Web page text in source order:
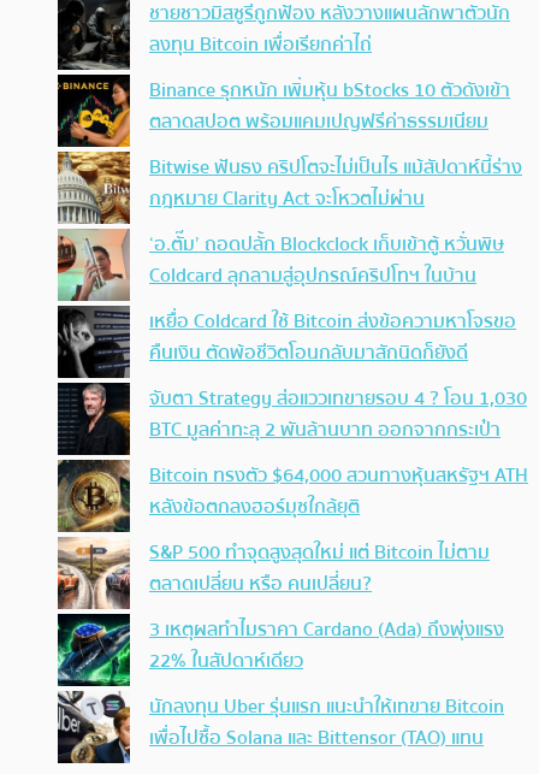
ชายชาวมิสซูรีถูกฟ้อง หลังวางแผนลักพาตัวนัก
ลงทุน Bitcoin เพื่อเรียกค่าไถ่
Binance รุกหนัก เพิ่มหุ้น bStocks 10 ตัวดังเข้า
ตลาดสปอต พร้อมแคมเปญฟรีค่าธรรมเนียม
Bitwise ฟันธง คริปโตจะไม่เป็นไร แม้สัปดาห์นี้ร่าง
กฎหมาย Clarity Act จะโหวตไม่ผ่าน
‘อ.ตั๊ม’ ถอดปลั้ก Blockclock เก็บเข้าตู้ หวั่นพิษ
Coldcard ลุกลามสู่อุปกรณ์คริปโทฯ ในบ้าน
เหยื่อ Coldcard ใช้ Bitcoin ส่งข้อความหาโจรขอ
คืนเงิน ตัดพ้อชีวิตโอนกลับมาสักนิดก็ยังดี
จับตา Strategy ส่อแววเทขายรอบ 4 ? โอน 1,030
BTC มูลค่าทะลุ 2 พันล้านบาท ออกจากกระเป๋า
Bitcoin ทรงตัว $64,000 สวนทางหุ้นสหรัฐฯ ATH
หลังข้อตกลงฮอร์มุซใกล้ยุติ
S&P 500 ทำจุดสูงสุดใหม่ แต่ Bitcoin ไม่ตาม
ตลาดเปลี่ยน หรือ คนเปลี่ยน?
3 เหตุผลทำไมราคา Cardano (Ada) ถึงพุ่งแรง
22% ในสัปดาห์เดียว
นักลงทุน Uber รุ่นแรก แนะนำให้เทขาย Bitcoin
เพื่อไปซื้อ Solana และ Bittensor (TAO) แทน